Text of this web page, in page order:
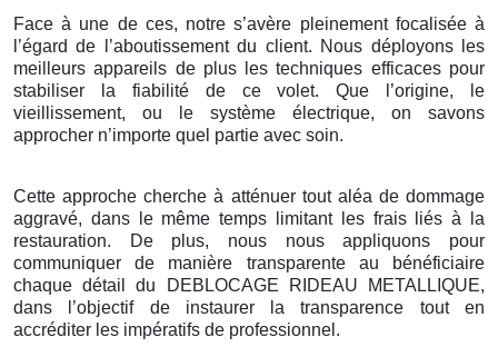
Face à une de ces, notre s’avère pleinement focalisée à
l’égard de l’aboutissement du client. Nous déployons les
meilleurs appareils de plus les techniques efficaces pour
stabiliser la fiabilité de ce volet. Que l’origine, le
vieillissement, ou le système électrique, on savons
approcher n’importe quel partie avec soin.
Cette approche cherche à atténuer tout aléa de dommage
aggravé, dans le même temps limitant les frais liés à la
restauration. De plus, nous nous appliquons pour
communiquer de manière transparente au bénéficiaire
chaque détail du DEBLOCAGE RIDEAU METALLIQUE,
dans l’objectif de instaurer la transparence tout en
accréditer les impératifs de professionnel.